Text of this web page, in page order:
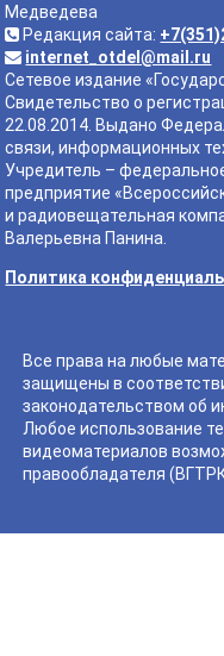
Медведева
Редакция сайта:
internet_otdel@mail.ru
Сетевое издание
Свидетельство о
22.08.2014. Выдано
связи, информационных
Учредитель –
предприятие
и радиовещательная
Валерьевна Панина.
Политика
Все права на любые
защищены в
законодательством об
Любое использование
видеоматериалов
правообладателя